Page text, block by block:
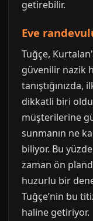
getirebilir.
Eve
Tuğçe,
güvenilir nazik
dikkatli biri
müşterilerine
sunmanın ne
biliyor. Bu
zaman ön
huzurlu bir
Tuğçe’nin bu
haline getiriyor.